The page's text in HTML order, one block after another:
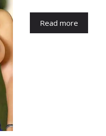
Read more